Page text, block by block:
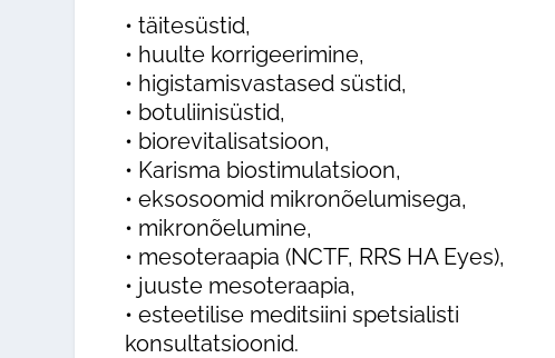
• täitesüstid,
• huulte korrigeerimine,
• higistamisvastased süstid,
• botuliinisüstid,
• biorevitalisatsioon,
• Karisma biostimulatsioon,
• eksosoomid mikronõelumisega,
• mikronõelumine,
• mesoteraapia (NCTF, RRS HA Eyes),
• juuste mesoteraapia,
• esteetilise meditsiini spetsialisti
konsultatsioonid.